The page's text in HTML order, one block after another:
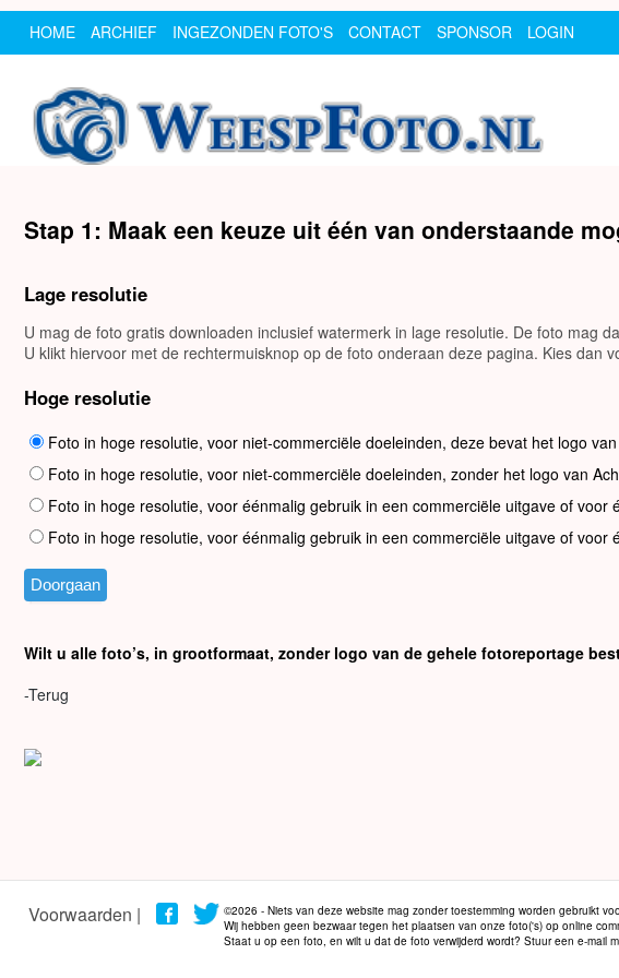
HOME ARCHIEF INGEZONDEN FOTO'S CONTACT SPONSOR LOGIN
Stap 1: Maak een keuze uit één van onderstaande
Lage resolutie
U mag de foto gratis downloaden inclusief watermerk in lage resolutie. De foto mag
U klikt hiervoor met de rechtermuisknop op de foto onderaan deze pagina. Kies dan
Hoge resolutie
Foto in hoge resolutie, voor niet-commerciële doeleinden, deze bevat het logo
Foto in hoge resolutie, voor niet-commerciële doeleinden, zonder het logo van
Foto in hoge resolutie, voor éénmalig gebruik in een commerciële uitgave of
Foto in hoge resolutie, voor éénmalig gebruik in een commerciële uitgave of
Wilt u alle foto’s, in grootformaat, zonder logo van de gehele fotoreportage
-Terug
Voorwaarden |
©2026 - Niets van deze website mag zonder toestemming worden gebruikt
Wij hebben geen bezwaar tegen het plaatsen van onze foto('s) op online
Staat u op een foto, en wilt u dat de foto verwijderd wordt? Stuur een e-mail